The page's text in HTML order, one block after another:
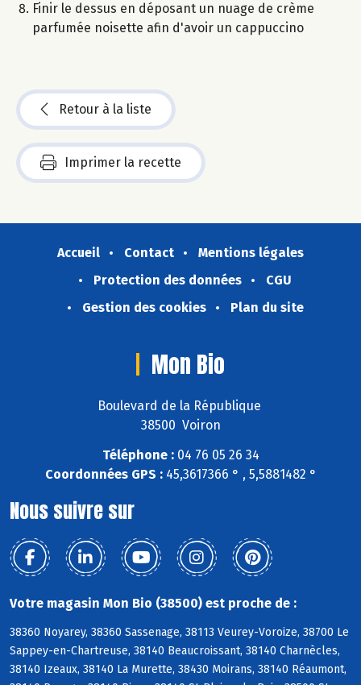
Finir le dessus en déposant un nuage de crème
parfumée noisette afin d'avoir un cappuccino
Retour à la liste
Imprimer la recette
Accueil Contact
Mentions légales
Protection des données
CGU
Gestion des cookies
Plan du site
Mon Bio
Boulevard de la République
38500 Voiron
Téléphone :04 76 05 26 34
Coordonnées GPS :45,3617366 ° , 5,5881482 °
Nous suivre sur
Votre magasin Mon Bio (38500) est proche de :
38360 Noyarey, 38360 Sassenage, 38113 Veurey-Voroize, 38700 Le
Sappey-en-Chartreuse, 38140 Beaucroissant, 38140 Charnècles,
38140 Izeaux, 38140 La Murette, 38430 Moirans, 38140 Réaumont,